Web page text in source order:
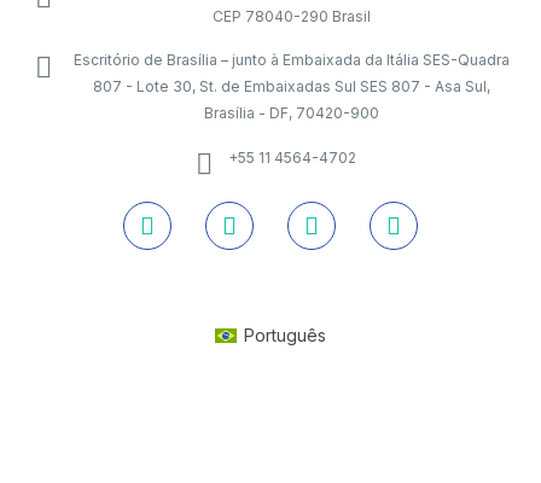
CEP 78040-290 Brasil
Escritório de Brasília – junto à Embaixada da Itália SES-Quadra
807 - Lote 30, St. de Embaixadas Sul SES 807 - Asa Sul,
Brasília - DF, 70420-900
+55 11 4564-4702
Português